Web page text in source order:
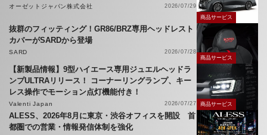
オーゼットジャパン株式会社
2026/07/29
商品サービス
抜群のフィッティング！GR86/BRZ専用ヘッドレスト
カバーがSARDから登場
SARD
2026/07/28
商品サービス
【新製品情報】9型ハイエース専用ジュエルヘッドラ
ンプULTRAリリース！ コーナーリングランプ、キー
レス操作でモーション点灯機能付き！
Valenti Japan 2026/07/27 商品サービス
ALESS、2026年8月に東京・渋谷オフィスを開設 首
都圏での営業・情報発信体制を強化